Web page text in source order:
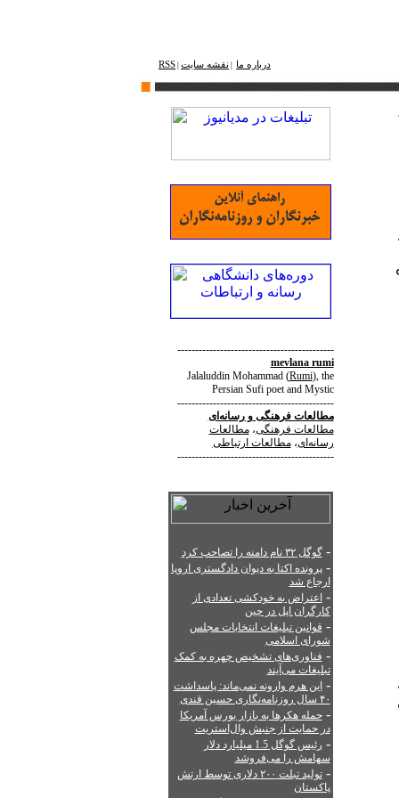
درباره ما نقشه ‌سایت RSS
--------------------------------------------
mevlana rumi
Jalaluddin Mohammad(Rumi), the
Persian Sufi poet and Mystic
--------------------------------------------
مطالعات فرهنگیورسانه‌ای
مطالعات فرهنگی،مطالعات
رسانه‌ای،مطالعات ارتباطی
--------------------------------------------
-گوگل ۳۲ نام دامنه را تصاحب کرد
-پرونده اکتا به دیوان دادگستری اروپا
ارجاع شد
- اعتراض به خودکشی تعدادی از
کارگران اپل در چین
- قوانین تبلیغات انتخابات مجلس
شورای اسلامی
- فناوری‌های تشخیص چهره به کمک
تبلیغات می‌آیند
-این هرم وارونه نمی‌ماند: پاسداشت
۴۰ سال روزنامه‌نگاری حسین قندی
-حمله هکرها به بازار بورس آمریکا
در حمایت از جنبش وال‌استریت
-
رئیس گوگل 1.5 میلیارد دلار
سهامش را می‌فروشد
-
تولید تبلت ۲۰۰ دلاری توسط ارتش
پاکستان